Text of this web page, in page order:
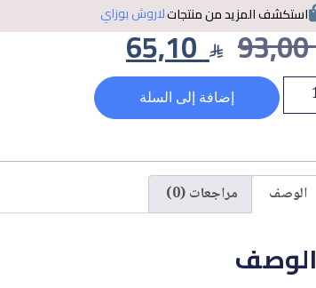
استكشف المزيد من منتجاتلاروش بوزاي
93,00
65,10
إضافة إلى السلة
الوصف مراجعات (0)
الوصف